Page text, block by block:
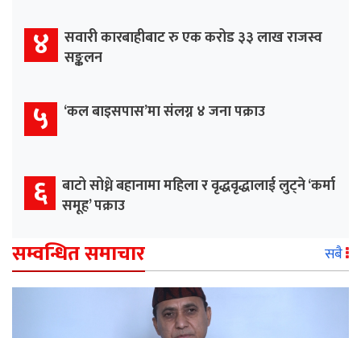
४
सवारी कारबाहीबाट रु एक करोड ३३ लाख राजस्व
सङ्कलन
५ ‘कल बाइसपास’मा संलग्न ४ जना पक्राउ
६ बाटो सोध्ने बहानामा महिला र वृद्धवृद्धालाई लुट्ने ‘कर्मा
समूह’ पक्राउ
सम्वन्धित समाचार सबै